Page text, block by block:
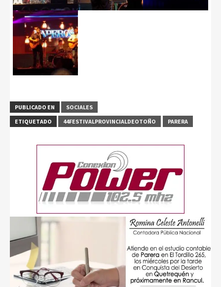
PUBLICADO EN
SOCIALES
ETIQUETADO
44FESTIVALPROVINCIALDEOTOÑO PARERA